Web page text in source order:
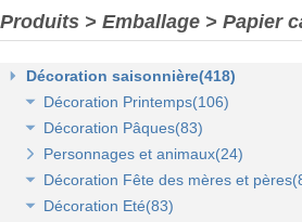
Produits > Emballage > Papier
Décoration saisonnière(418)
Décoration Printemps(106)
Décoration vitrine de printemps(18)
Arbres et plantes printemps-été(20)
Bouquets fleurs et fruits(43)
Mini-maisons et jardins(19)
Décoration Pâques(83)
Décoration vitrine de Pâques(14)
Décors de Pâques : les
Décors Pâques : Les Oeufs de
Personnages et animaux(24)
Décoration Fête des mères et
Décor vitrine de fête des mères et
Décoration Eté(83)